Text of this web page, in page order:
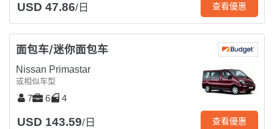
USD 47.86/日 查看優惠
面包车/迷你面包车
Nissan Primastar
或相似车型
7 6 4
USD 143.59/日 查看優惠